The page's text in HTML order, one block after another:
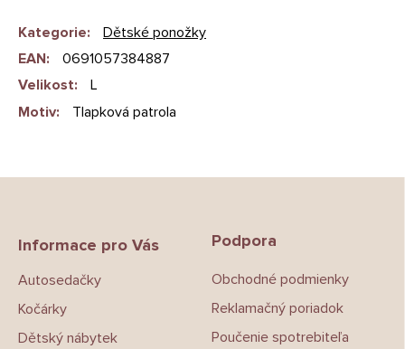
Kategorie:
Dětské ponožky
EAN:
0691057384887
Velikost:
L
Motiv: Tlapková patrola
Informace pro Vás
Autosedačky
Kočárky
Dětský nábytek
Podpora
Obchodné podmienky
Reklamačný poriadok
Poučenie spotrebiteľa